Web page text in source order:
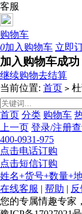
客服
购物车
0加入购物车 立即
加入购物车成功
继续购物去结算
当前位置: 首页 >
首页 分类 购物车
上一页 登录/注册
400-0931-975
点击电话订购
点击短信订购
姓名+货号+数量+
在线客服 | 帮助 |
您的专属情趣专家